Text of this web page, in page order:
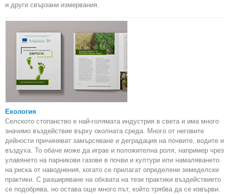
и други свързани измервания.
Екология
Селското стопанство е най-голямата индустрия в света и има много
значимо въздействие върху околната среда. Много от неговите
дейности причиняват замърсяване и деградация на почвите, водите и
въздуха. То обаче може да играе и положителна роля, например чрез
улавянето на парникови газове в почви и култури или намаляването
на риска от наводнения, когато се прилагат определени земеделски
практики. С разширяване на обхвата на тези практики въздействието
се подобрява, но остава още много път, който трябва да се извърви.